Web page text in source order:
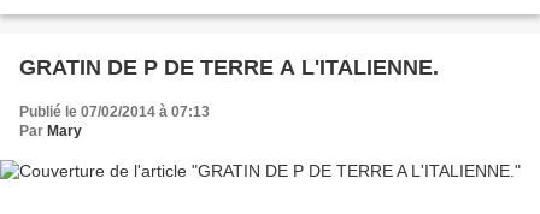
GRATIN DE P DE TERRE A L'ITALIENNE.
Publié le 07/02/2014 à 07:13
Par Mary